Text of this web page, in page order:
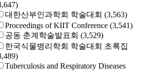
대한산부인과학회 학술대회 (3,563)
Proceedings of KIIT Conference (3,541)
공동 춘계학술발표회 (3,529)
한국식물병리학회 학술대회 초록집
Tuberculosis and Respiratory Diseases